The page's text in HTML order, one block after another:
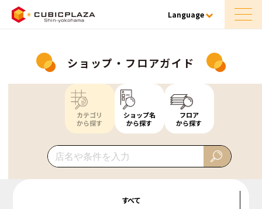
Language
ショップ・フロアガイド
カテゴリ
から探す
ショップ名
から探す
フロア
から探す
すべて